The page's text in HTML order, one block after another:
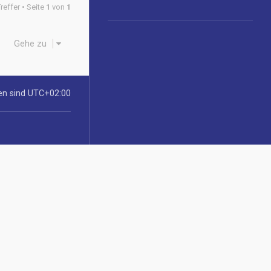
• Seite 1 von 1
Gehe zu
sind UTC+02:00